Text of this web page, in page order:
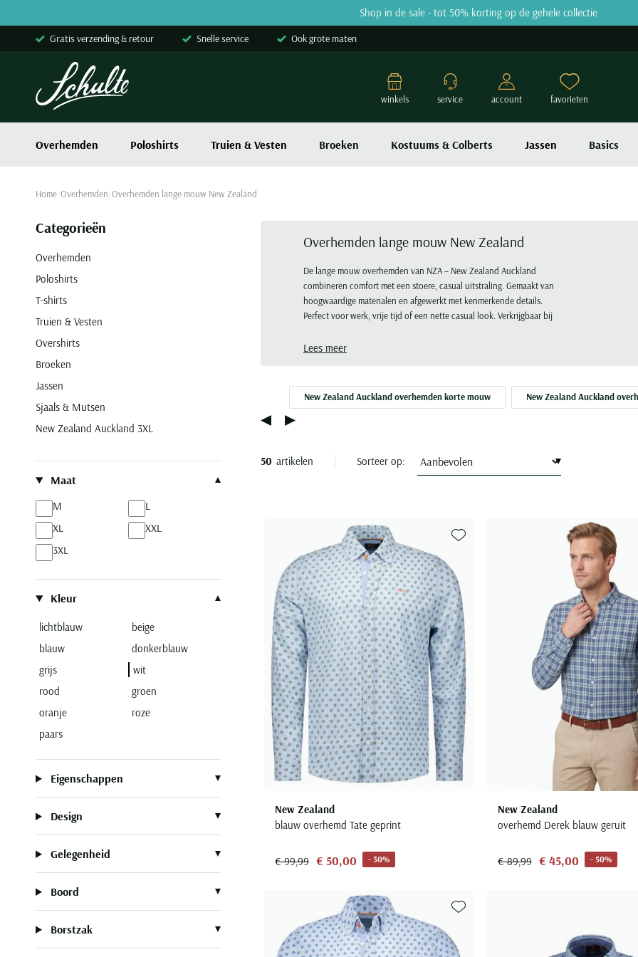
Shop in de sale - tot 50% korting op de gehele collectie
Gratis verzending & retour Snelle service Ook grote maten
Overhemden Poloshirts Truien & Vesten Broeken Kostuums & Colberts Jassen Basics
winkels service account favorieten
Home Overhemden Overhemden lange mouw New Zealand
Overhemden lange mouw New Zealand
De lange mouw overhemden van NZA – New Zealand Auckland
combineren comfort met een stoere, casual uitstraling. Gemaakt van
hoogwaardige materialen en afgewerkt met kenmerkende details.
Perfect voor werk, vrije tijd of een nette casual look. Verkrijgbaar bij
Lees meer
New Zealand Auckland overhemden korte mouw New Zealand Auckland
Categorieën
Overhemden
Poloshirts
T-shirts
Truien & Vesten
Overshirts
Broeken
Jassen
Sjaals & Mutsen
New Zealand Auckland 3XL
Maat
M
L
XL
XXL
3XL
Kleur
lichtblauw
beige
blauw
donkerblauw
grijs
wit
rood
groen
oranje
roze
paars
Eigenschappen
Design
Gelegenheid
Boord
Borstzak
50 artikelen Sorteer op:
New Zealand
blauw overhemd Tate geprint
€ 99,99 € 50,00 - 50%
New Zealand
overhemd Derek blauw geruit
€ 89,99 € 45,00 - 50%